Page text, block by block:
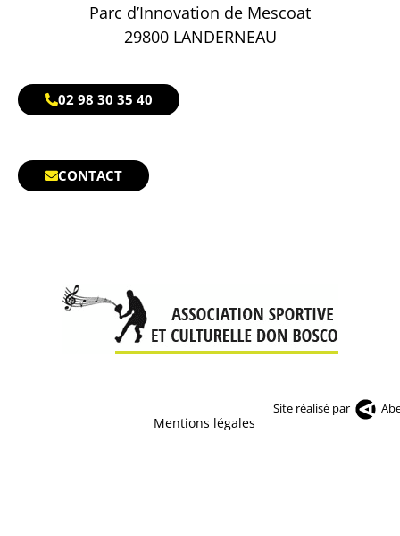
Parc d’Innovation de Mescoat
29800 LANDERNEAU
02 98 30 35 40
CONTACT
Mentions légales
Site réalisé par